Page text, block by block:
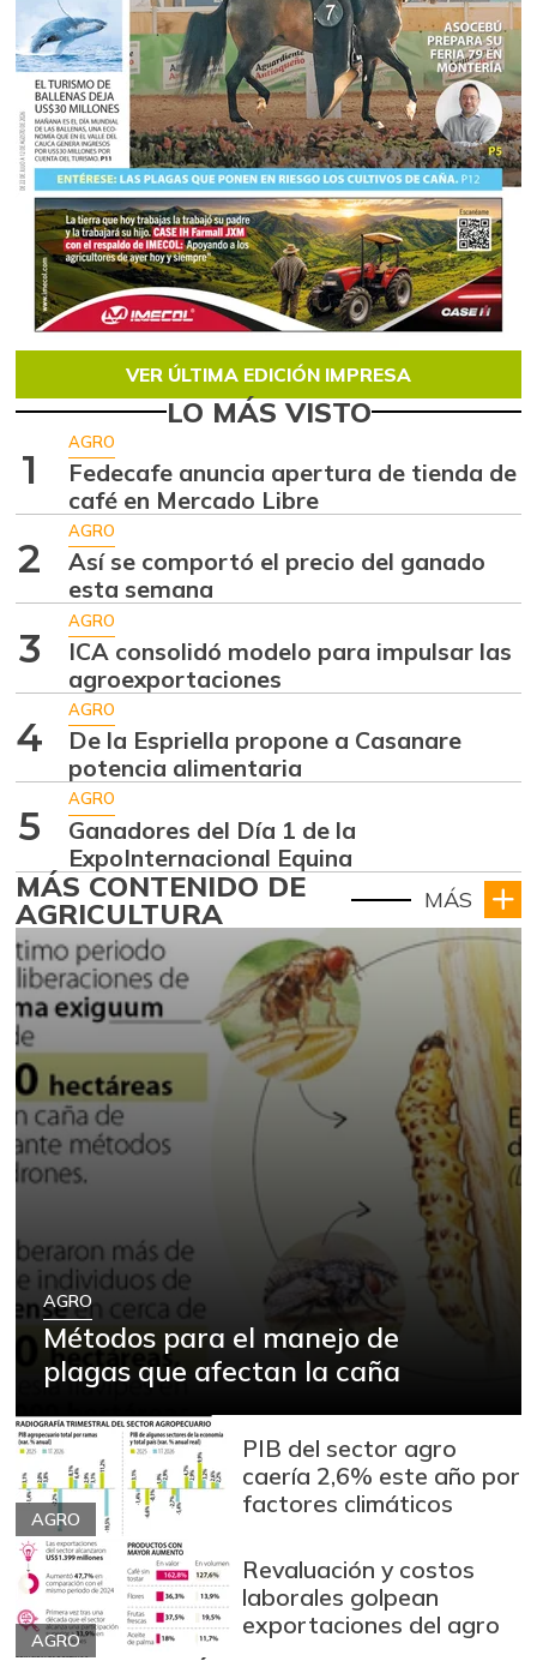
VER ÚLTIMA EDICIÓN IMPRESA
LO MÁS VISTO
1
AGRO
Fedecafe anuncia apertura de tienda de
café en Mercado Libre
2
AGRO
Así se comportó el precio del ganado
esta semana
3
AGRO
ICA consolidó modelo para impulsar las
agroexportaciones
4
AGRO
De la Espriella propone a Casanare
potencia alimentaria
5
AGRO
Ganadores del Día 1 de la
ExpoInternacional Equina
MÁS CONTENIDO DE
AGRICULTURA MÁS
AGRO
Métodos para el manejo de
plagas que afectan la caña
AGRO
PIB del sector agro
caería 2,6% este año por
factores climáticos
AGRO
Revaluación y costos
laborales golpean
exportaciones del agro